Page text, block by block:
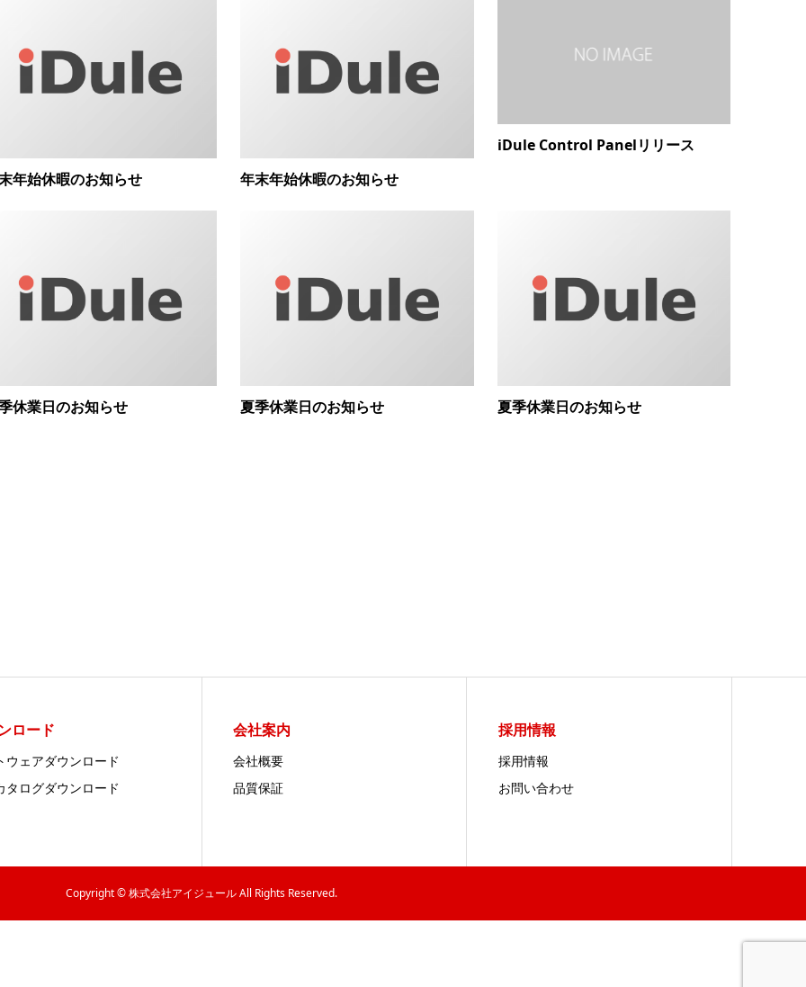
年始休暇のお知らせ 年末年始休暇のお知らせ
iDule Control Panelリリース
休業日のお知らせ 夏季休業日のお知らせ 夏季休業日のお知らせ
ロード
ウェアダウンロード
タログダウンロード
会社案内
会社概要
品質保証
採用情報
採用情報
お問い合わせ
Copyright © 株式会社アイジュール All Rights Reserved.